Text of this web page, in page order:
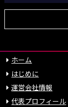
ホーム
はじめに
運営会社情報
代表プロフィール